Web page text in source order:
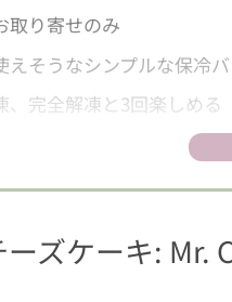
取り寄せのみ
えそうなシンプルな保冷
、完全解凍と3回楽しめる
上なく贅沢なアイスケ
●香りと甘みを存分に堪
ーズケーキ: Mr.